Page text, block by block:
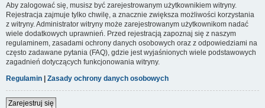
Aby zalogować się, musisz być zarejestrowanym użytkownikiem witryny.
Rejestracja zajmuje tylko chwilę, a znacznie zwiększa możliwości korzystania
z witryny. Administrator witryny może zarejestrowanym użytkownikom nadać
wiele dodatkowych uprawnień. Przed rejestracją zapoznaj się z naszym
regulaminem, zasadami ochrony danych osobowych oraz z odpowiedziami na
często zadawane pytania (FAQ), gdzie jest wyjaśnionych wiele podstawowych
zagadnień dotyczących funkcjonowania witryny.
Regulamin | Zasady ochrony danych osobowych
Zarejestruj się